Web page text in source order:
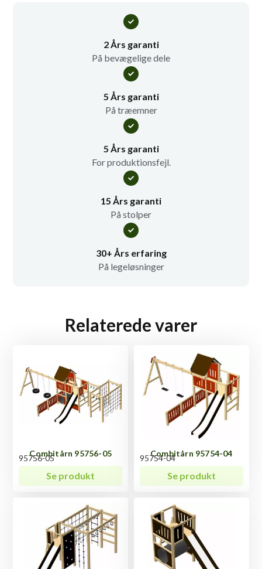
2 Års garanti
På bevægelige dele
5 Års garanti
På træemner
5 Års garanti
For produktionsfejl.
15 Års garanti
På stolper
30+ Års erfaring
På legeløsninger
Relaterede varer
Combitårn 95756-05
95756-05
Se produkt
Combitårn 95754-04
95754-04
Se produkt